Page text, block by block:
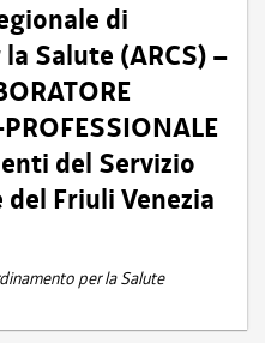
di
Salute (ARCS) –
del Servizio
Friuli Venezia
per la Salute